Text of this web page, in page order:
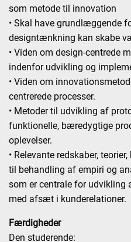
som metode til innovation
• Skal have grundlæggende
designtænkning kan skabe
• Viden om design-centrede
indenfor udvikling og
• Viden om
centrerede processer.
• Metoder til udvikling af
funktionelle, bæredygtige
oplevelser.
• Relevante redskaber,
til behandling af empiri og
som er centrale for
med afsæt i kunderelationer.
Færdigheder
Den studerende: